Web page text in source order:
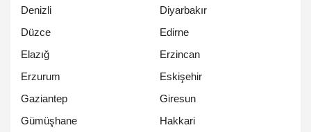
Denizli
Diyarbakır
Düzce
Edirne
Elazığ
Erzincan
Erzurum
Eskişehir
Gaziantep
Giresun
Gümüşhane
Hakkari